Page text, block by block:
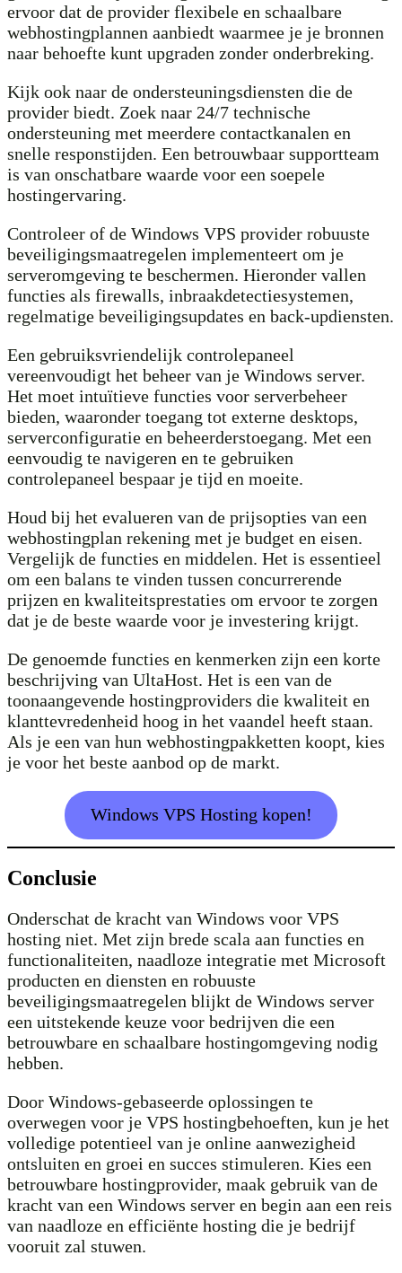
ervoor dat de provider flexibele en schaalbare
webhostingplannen aanbiedt waarmee je je bronnen
naar behoefte kunt upgraden zonder onderbreking.
Kijk ook naar de ondersteuningsdiensten die de
provider biedt. Zoek naar 24/7 technische
ondersteuning met meerdere contactkanalen en
snelle responstijden. Een betrouwbaar supportteam
is van onschatbare waarde voor een soepele
hostingervaring.
Controleer of de Windows VPS provider robuuste
beveiligingsmaatregelen implementeert om je
serveromgeving te beschermen. Hieronder vallen
functies als firewalls, inbraakdetectiesystemen,
regelmatige beveiligingsupdates en back-updiensten.
Een gebruiksvriendelijk controlepaneel
vereenvoudigt het beheer van je Windows server.
Het moet intuïtieve functies voor serverbeheer
bieden, waaronder toegang tot externe desktops,
serverconfiguratie en beheerderstoegang. Met een
eenvoudig te navigeren en te gebruiken
controlepaneel bespaar je tijd en moeite.
Houd bij het evalueren van de prijsopties van een
webhostingplan rekening met je budget en eisen.
Vergelijk de functies en middelen. Het is essentieel
om een balans te vinden tussen concurrerende
prijzen en kwaliteitsprestaties om ervoor te zorgen
dat je de beste waarde voor je investering krijgt.
De genoemde functies en kenmerken zijn een korte
beschrijving van UltaHost. Het is een van de
toonaangevende hostingproviders die kwaliteit en
klanttevredenheid hoog in het vaandel heeft staan.
Als je een van hun webhostingpakketten koopt, kies
je voor het beste aanbod op de markt.
Windows VPS Hosting kopen!
Conclusie
Onderschat de kracht van Windows voor VPS
hosting niet. Met zijn brede scala aan functies en
functionaliteiten, naadloze integratie met Microsoft
producten en diensten en robuuste
beveiligingsmaatregelen blijkt de Windows server
een uitstekende keuze voor bedrijven die een
betrouwbare en schaalbare hostingomgeving nodig
hebben.
Door Windows-gebaseerde oplossingen te
overwegen voor je VPS hostingbehoeften, kun je het
volledige potentieel van je online aanwezigheid
ontsluiten en groei en succes stimuleren. Kies een
betrouwbare hostingprovider, maak gebruik van de
kracht van een Windows server en begin aan een reis
van naadloze en efficiënte hosting die je bedrijf
vooruit zal stuwen.